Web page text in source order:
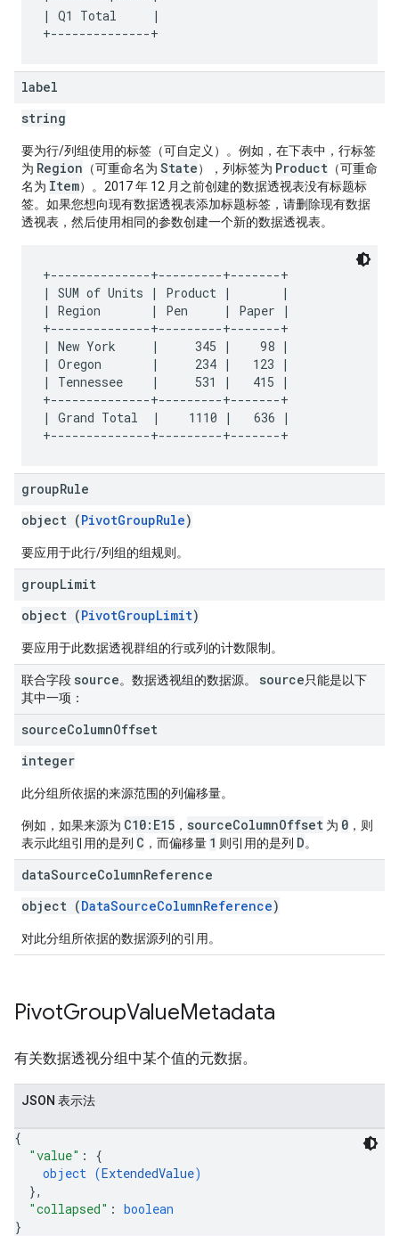
| Q1 Total     |
label
string
要为行/列组使用的标签（可自定义）。例如，在下表中，行标签
为 Region （可重命名为 State），列标签为 Product （可重命
名为 Item）。2017 年 12 月之前创建的数据透视表没有标题标
签。如果您想向现有数据透视表添加标题标签，请删除现有数据
透视表，然后使用相同的参数创建一个新的数据透视表。
+--------------+---------+-------+
| SUM of Units | Product |       |
| Region       | Pen     | Paper |
+--------------+---------+-------+
| New York     |     345 |    98 |
| Oregon       |     234 |   123 |
| Tennessee    |     531 |   415 |
+--------------+---------+-------+
| Grand Total  |    1110 |   636 |
groupRule
object (PivotGroupRule)
要应用于此行/列组的组规则。
groupLimit
object (PivotGroupLimit)
要应用于此数据透视群组的行或列的计数限制。
联合字段 source。数据透视组的数据源。 source只能是以下
其中一项：
sourceColumnOffset
integer
此分组所依据的来源范围的列偏移量。
例如，如果来源为 C10:E15 ， sourceColumnOffset 为 0 ，则
表示此组引用的是列 C ，而偏移量 1 则引用的是列 D。
dataSourceColumnReference
object (DataSourceColumnReference)
对此分组所依据的数据源列的引用。
PivotGroupValueMetadata
有关数据透视分组中某个值的元数据。
JSON 表示法
{
"value" : {
object (ExtendedValue)
},
"collapsed" : boolean
}